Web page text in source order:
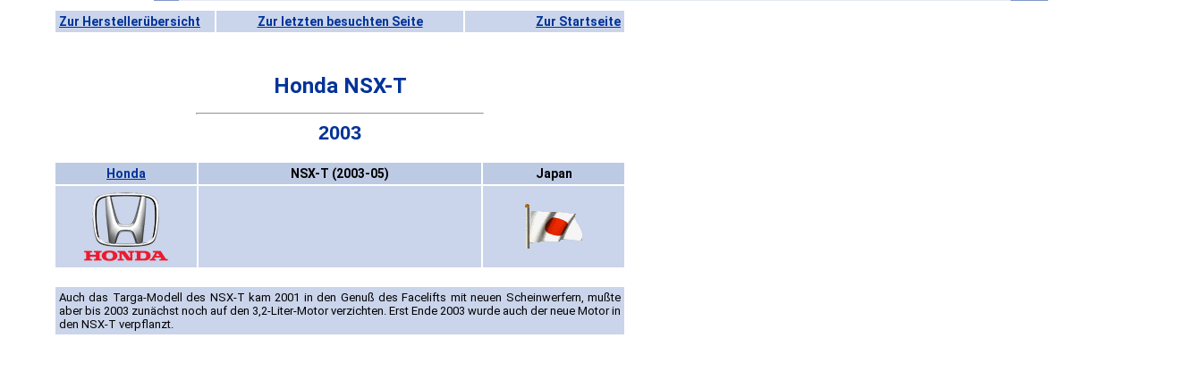
Zur Herstellerübersicht Zur letzten besuchten Seite Zur Startseite
Honda NSX-T
2003
Honda NSX-T (2003-05) Japan
Auch das Targa-Modell des NSX-T kam 2001 in den Genuß des Facelifts mit neuen Scheinwerfern, mußte
aber bis 2003 zunächst noch auf den 3,2-Liter-Motor verzichten. Erst Ende 2003 wurde auch der neue Motor in
den NSX-T verpflanzt.